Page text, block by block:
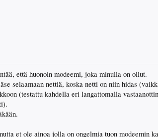
että huonoin modeemi, joka minulla on ollut.
selaamaan nettiä, koska netti on niin hidas
(testattu kahdella eri langattomalla
et ole ainoa jolla on ongelmia tuon modeemin